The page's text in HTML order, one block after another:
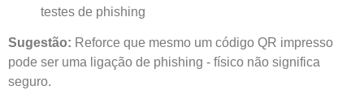
testes de phishing
Sugestão: Reforce que mesmo um código QR impresso
pode ser uma ligação de phishing - físico não significa
seguro.